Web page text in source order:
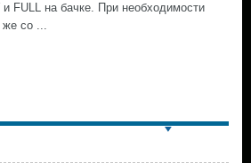
FULL на бачке. При необходимости
же со ...